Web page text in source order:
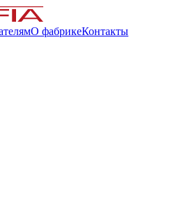
О фабрикеКонтакты